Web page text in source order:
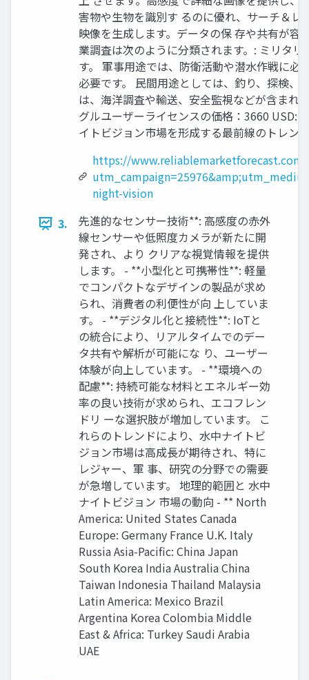
害物や生物を識別す るのに優れ、サーチ＆
映像を生成します。データの保 存や共有が
業調査は次のように分類されます。: ミリタ
す。 軍事用途では、防衛活動や潜水作戦に
必要です。 民間用途としては、釣り、探検、
は、海洋調査や輸送、安全監視などが含まれ
グルユーザーライセンスの価格：3660
イトビジョン市場を形成する最前線のトレン
https://www.reliablemarketforecast.com/
night-vision
3.
先進的なセンサー技術**: 高感度の赤外
線センサーや低照度カメラが新たに開
発され、より クリアな視覚情報を提供
します。 - **小型化と可携帯性**: 軽量
でコンパクトなデザインの製品が求め
られ、消費者の利便性が向 上していま
す。 - **デジタル化と接続性**: IoTと
の統合により、リアルタイムでのデー
タ共有や解析が可能にな り、ユーザー
体験が向上しています。 - **環境への
配慮**: 持続可能な材料とエネルギー効
率の良い技術が求められ、エコフレン
ドリ ーな選択肢が増加しています。 こ
れらのトレンドにより、水中ナイトビ
ジョン市場は高成長が期待され、特に
レジャー、軍 事、研究の分野での需要
が急増しています。 地理的範囲と 水中
ナイトビジョン 市場の動向 - ** North
America: United States Canada
Europe: Germany France U.K. Italy
Russia Asia-Pacific: China Japan
South Korea India Australia China
Taiwan Indonesia Thailand Malaysia
Latin America: Mexico Brazil
Argentina Korea Colombia Middle
East & Africa: Turkey Saudi Arabia
UAE